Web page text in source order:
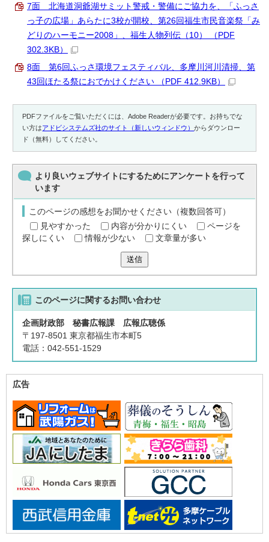
7面 北海道洞爺湖サミット警戒・警備にご協力を、「ふっさ
っ子の広場」あらたに3校が開校、第26回福生市民音楽祭「み
どりのハーモニー2008」、福生人物列伝（10） （PDF
302.3KB）
8面 第6回ふっさ環境フェスティバル、多摩川河川清掃、第
43回ほたる祭におでかけください （PDF 412.9KB）
PDFファイルをご覧いただくには、Adobe Readerが必要です。お持ちでな
い方はアドビシステムズ社のサイト（新しいウィンドウ）からダウンロー
ド（無料）してください。
より良いウェブサイトにするためにアンケートを行って
います
このページの感想をお聞かせください（複数回答可）
見やすかった
内容が分かりにくい
ページを
探しにくい
情報が少ない 文章量が多い
送信
このページに関するお問い合わせ
企画財政部 秘書広報課 広報広聴係
〒197-8501 東京都福生市本町5
電話：042-551-1529
広告